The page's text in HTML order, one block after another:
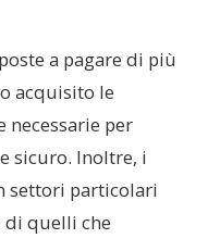
a pagare di più
acquisito le
necessarie per
sicuro. Inoltre, i
settori particolari
di quelli che